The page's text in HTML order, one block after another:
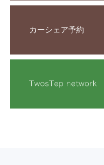
カーシェア予約